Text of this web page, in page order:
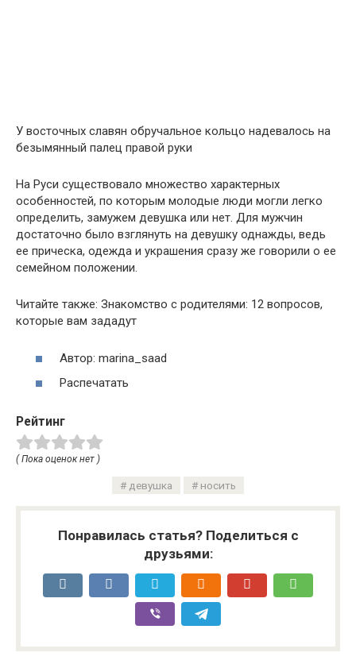
У восточных славян обручальное кольцо надевалось на
безымянный палец правой руки
На Руси существовало множество характерных
особенностей, по которым молодые люди могли легко
определить, замужем девушка или нет. Для мужчин
достаточно было взглянуть на девушку однажды, ведь
ее прическа, одежда и украшения сразу же говорили о ее
семейном положении.
Читайте также: Знакомство с родителями: 12 вопросов,
которые вам зададут
Автор: marina_saad
Распечатать
Рейтинг
( Пока оценок нет )
девушка носить
Понравилась статья? Поделиться с
друзьями: